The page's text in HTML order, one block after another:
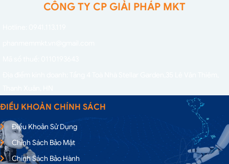
CÔNG TY CP GIẢI PHÁP MKT
ĐIỀU KHOẢN CHÍNH SÁCH
Điều Khoản Sử Dụng
Chính Sách Bảo Mật
Chính Sách Bảo Hành